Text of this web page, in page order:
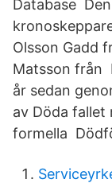
Database
Olsson Gadd
Matsson från
år sedan
av Döda fallet
formella